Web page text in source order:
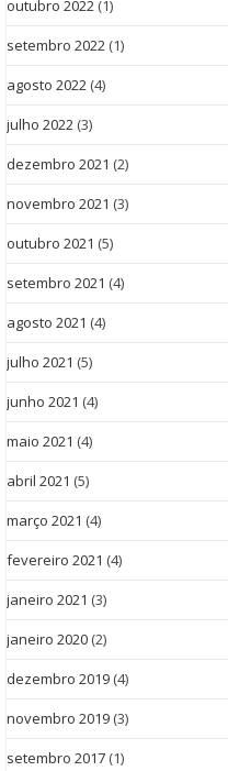
outubro 2022 (1)
setembro 2022 (1)
agosto 2022 (4)
julho 2022 (3)
dezembro 2021 (2)
novembro 2021 (3)
outubro 2021 (5)
setembro 2021 (4)
agosto 2021 (4)
julho 2021 (5)
junho 2021 (4)
maio 2021 (4)
abril 2021 (5)
março 2021 (4)
fevereiro 2021 (4)
janeiro 2021 (3)
janeiro 2020 (2)
dezembro 2019 (4)
novembro 2019 (3)
setembro 2017 (1)